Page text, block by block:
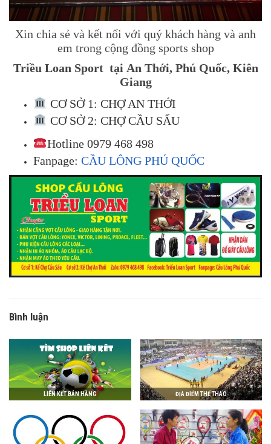
Xin chia sẻ và kết nối với quý khách hàng và anh
em trong cộng đồng sports shop
Triều Loan Sport tại An Thới, Phú Quốc, Kiên
Giang
CƠ SỞ 1: CHỢ AN THỚI
CƠ SỞ 2: CHỢ CẦU SẤU
Hotline 0979 468 498
Fanpage: CẦU LÔNG PHÚ QUỐC
Bình luận
LIÊN KẾT BÁN HÀNG ĐỊA ĐIỂM THỂ THAO